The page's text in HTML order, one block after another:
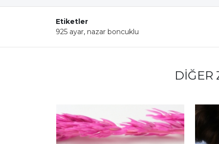
Etiketler
925 ayar, nazar boncuklu
DIĞER